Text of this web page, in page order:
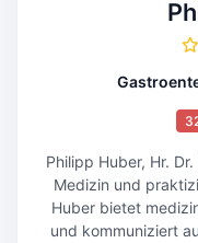
Philipp Huber, Hr.
Medizin und
Huber bietet
und kommuniziert